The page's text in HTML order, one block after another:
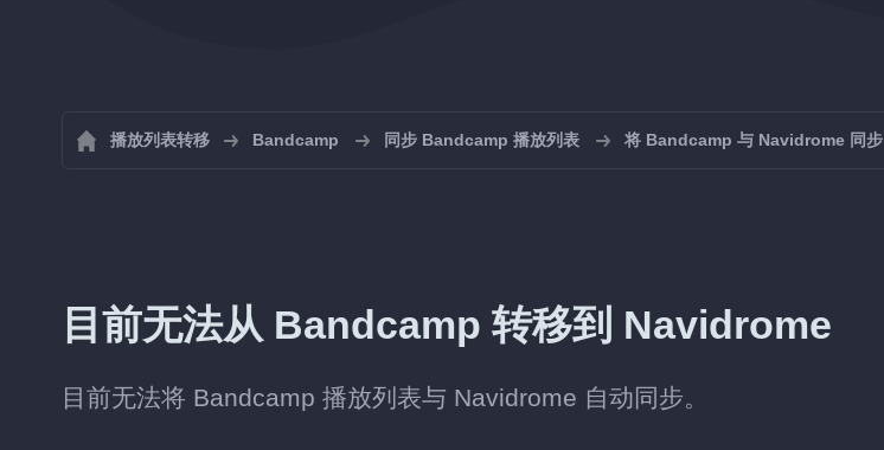
播放列表转移 Bandcamp 同步 Bandcamp 播放列表 将 Bandcamp 与 Navidrome 同步
目前无法从 Bandcamp 转移到 Navidrome
目前无法将 Bandcamp 播放列表与 Navidrome 自动同步。